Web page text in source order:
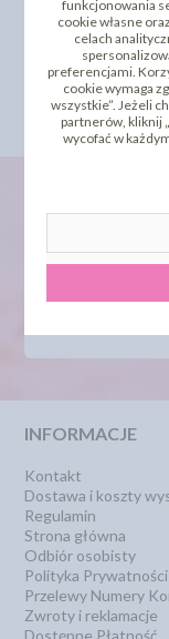
DODAJ
INFORMACJE
Kontakt
Dostawa i koszty
Regulamin
Strona główna
Odbiór osobisty
Polityka Prywatności
Przelewy Numery
Zwroty i reklamacje
Dostępne Płatność
funkcjonowania
cookie własne
celach
preferencjami.
cookie wymaga
wszystkie”. Jeżeli
partnerów, kliknij
wycofać w